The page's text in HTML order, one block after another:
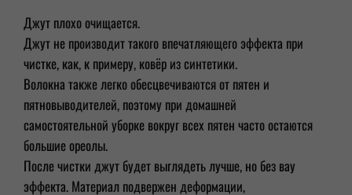
Джут плохо очищается.
Джут не производит такого впечатляющего эффекта при
чистке, как, к примеру, ковёр из синтетики.
Волокна также легко обесцвечиваются от пятен и
пятновыводителей, поэтому при домашней
самостоятельной уборке вокруг всех пятен часто остаются
большие ореолы.
После чистки джут будет выглядеть лучше, но без вау
эффекта. Материал подвержен деформации,